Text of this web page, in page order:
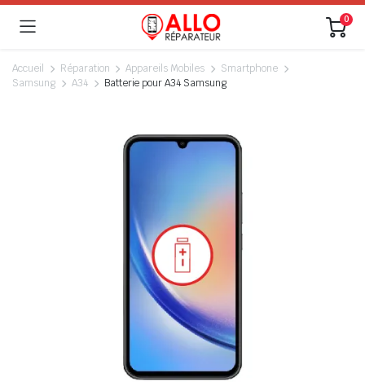
0
Accueil Réparation Appareils Mobiles
Smartphone
Samsung
A34 Batterie pour A34 Samsung